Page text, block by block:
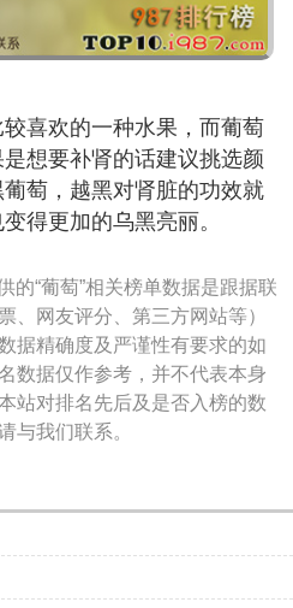
喜欢的一种水果，而葡萄
想要补肾的话建议挑选颜
萄，越黑对肾脏的功效就
得更加的乌黑亮丽。
的“葡萄”相关榜单数据是跟据联
、网友评分、第三方网站等）
据精确度及严谨性有要求的如
数据仅作参考，并不代表本身
站对排名先后及是否入榜的数
与我们联系。